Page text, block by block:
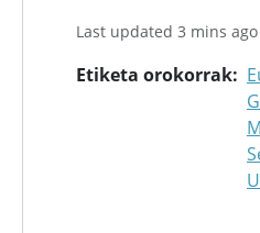
Last updated 3 mins ago
Etiketa orokorrak